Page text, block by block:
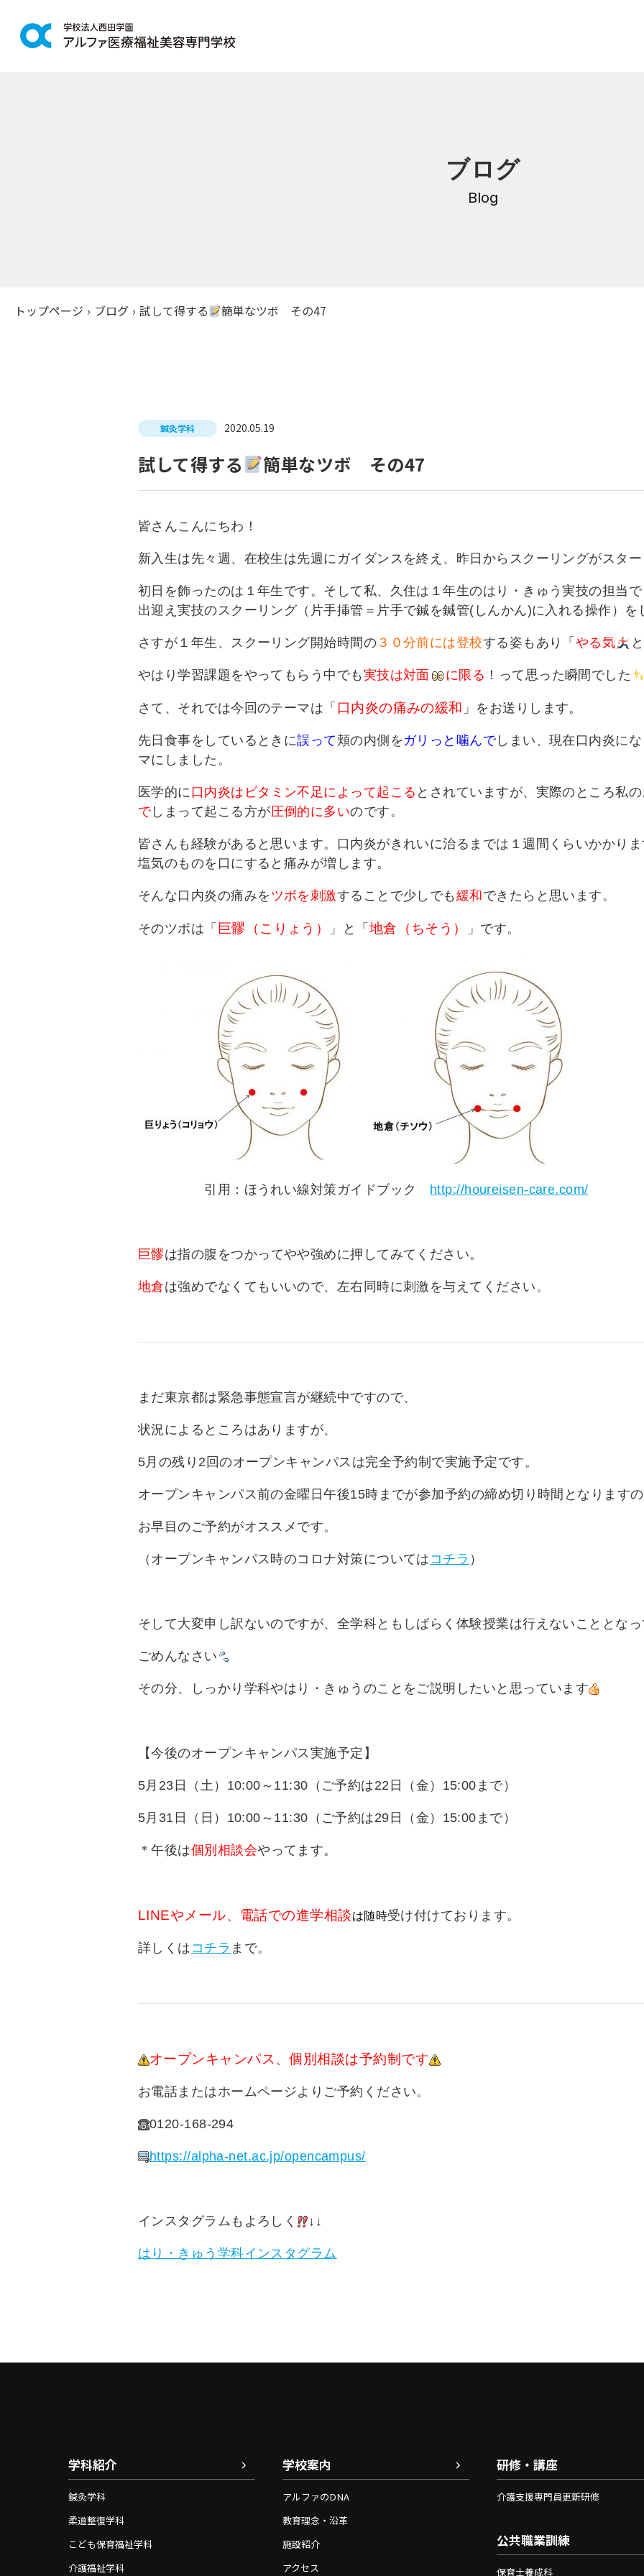
募集学科・学費
介護支援専門員更新研修
公共職業訓練
ブログ
Blog
トップページ › ブログ › 試して得する 簡単なツボ その47
鍼灸学科 2020.05.19
試して得する 簡単なツボ その47
皆さんこんにちわ！
新入生は先々週、在校生は先週にガイダンスを終え、昨日からスクーリングがスタ
初日を飾ったのは１年生です。そして私、久住は１年生のはり・きゅう実技の担当
出迎え実技のスクーリング（片手挿管＝片手で鍼を鍼管(しんかん)に入れる操作）を
さすが１年生、スクーリング開始時間の ３０分前には登校する姿もあり「 やる気 と
やはり学習課題をやってもらう中でも 実技は対面 に限る ！って思った瞬間でした
さて、それでは今回のテーマは「 口内炎の痛みの緩和 」をお送りします。
先日食事をしているときに誤って 頬の内側を ガリっと噛んでしまい、現在口内炎に
マにしました。
医学的に 口内炎はビタミン不足によって起こる とされていますが、実際のところ私
でしまって起こる方が圧倒的に多いのです。
皆さんも経験があると思います。口内炎がきれいに治るまでは１週間くらいかかり
塩気のものを口にすると痛みが増します。
そんな口内炎の痛みを ツボを刺激することで少しでも 緩和 できたらと思います。
そのツボは「 巨髎（こりょう） 」と「 地倉（ちそう） 」です。
引用：ほうれい線対策ガイドブック http://houreisen-care.com/
巨髎は指の腹をつかってやや強めに押してみてください。
地倉は強めでなくてもいいので、左右同時に刺激を与えてください。
まだ東京都は緊急事態宣言が継続中ですので、
状況によるところはありますが、
5月の残り2回のオープンキャンパスは完全予約制で実施予定です。
オープンキャンパス前の金曜日午後15時までが参加予約の締め切り時間となります
お早目のご予約がオススメです。
（オープンキャンパス時のコロナ対策については コチラ ）
そして大変申し訳ないのですが、全学科ともしばらく体験授業は行えないこととな
ごめんなさい
その分、しっかり学科やはり・きゅうのことをご説明したいと思っています
【今後のオープンキャンパス実施予定】
5月23日（土）10:00～11:30（ご予約は22日（金）15:00まで）
5月31日（日）10:00～11:30（ご予約は29日（金）15:00まで）
＊午後は個別相談会やってます。
LINEやメール、電話での進学相談は随時受け付けております。
詳しくは コチラ まで。
オープンキャンパス、個別相談は予約制です
お電話またはホームページよりご予約ください。
0120-168-294
https://alpha-net.ac.jp/opencampus/
インスタグラムもよろしく ↓↓
はり・きゅう学科インスタグラム
学科紹介
鍼灸学科
柔道整復学科
こども保育福祉学科
介護福祉学科
学校案内
アルファのDNA
教育理念・沿革
施設紹介
アクセス
研修・講座
介護支援専門員更新研修
公共職業訓練
保育士養成科